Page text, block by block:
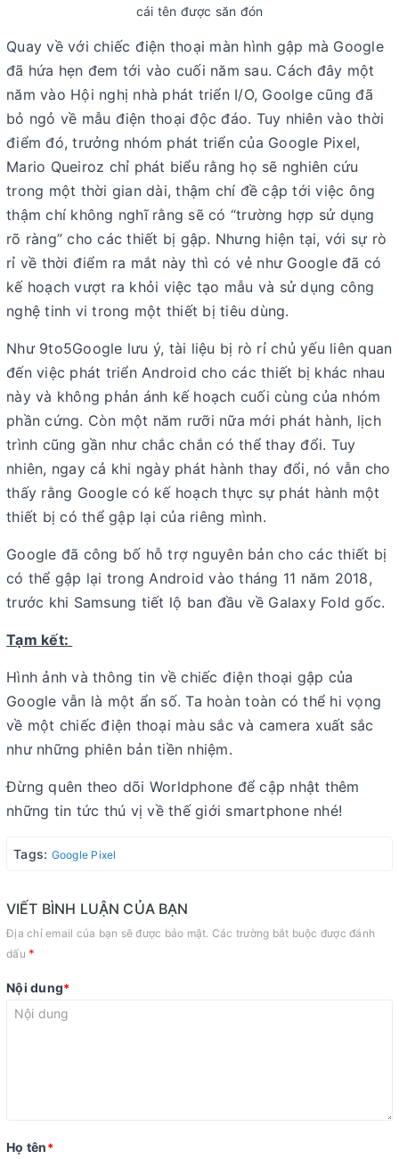
cái tên được săn đón
Quay về với chiếc điện thoại màn hình gập mà Google
đã hứa hẹn đem tới vào cuối năm sau. Cách đây một
năm vào Hội nghị nhà phát triển I/O, Goolge cũng đã
bỏ ngỏ về mẫu điện thoại độc đáo. Tuy nhiên vào thời
điểm đó, trưởng nhóm phát triển của Google Pixel,
Mario Queiroz chỉ phát biểu rằng họ sẽ nghiên cứu
trong một thời gian dài, thậm chí đề cập tới việc ông
thậm chí không nghĩ rằng sẽ có “trường hợp sử dụng
rõ ràng” cho các thiết bị gập. Nhưng hiện tại, với sự rò
rỉ về thời điểm ra mắt này thì có vẻ như Google đã có
kế hoạch vượt ra khỏi việc tạo mẫu và sử dụng công
nghệ tinh vi trong một thiết bị tiêu dùng.
Như 9to5Google lưu ý, tài liệu bị rò rỉ chủ yếu liên quan
đến việc phát triển Android cho các thiết bị khác nhau
này và không phản ánh kế hoạch cuối cùng của nhóm
phần cứng. Còn một năm rưỡi nữa mới phát hành, lịch
trình cũng gần như chắc chắn có thể thay đổi. Tuy
nhiên, ngay cả khi ngày phát hành thay đổi, nó vẫn cho
thấy rằng Google có kế hoạch thực sự phát hành một
thiết bị có thể gập lại của riêng mình.
Google đã công bố hỗ trợ nguyên bản cho các thiết bị
có thể gập lại trong Android vào tháng 11 năm 2018,
trước khi Samsung tiết lộ ban đầu về Galaxy Fold gốc.
Tạm kết:
Hình ảnh và thông tin về chiếc điện thoại gập của
Google vẫn là một ẩn số. Ta hoàn toàn có thể hi vọng
về một chiếc điện thoại màu sắc và camera xuất sắc
như những phiên bản tiền nhiệm.
Đừng quên theo dõi Worldphone để cập nhật thêm
những tin tức thú vị về thế giới smartphone nhé!
Tags: Google Pixel
VIẾT BÌNH LUẬN CỦA BẠN
Địa chỉ email của bạn sẽ được bảo mật. Các trường bắt buộc được đánh
dấu *
Nội dung*
Họ tên*